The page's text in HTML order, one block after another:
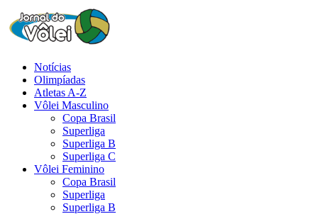
Notícias
Olimpíadas
Atletas A-Z
Vôlei Masculino
Copa Brasil
Superliga
Superliga B
Superliga C
Vôlei Feminino
Copa Brasil
Superliga
Superliga B